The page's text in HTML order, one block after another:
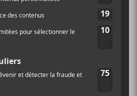
. Le prolifique pianiste avait
de la série télé originale de
Is Truecette année.
plus de 30 albums depuis ses
a également développé une
qu’il a baptisé le «